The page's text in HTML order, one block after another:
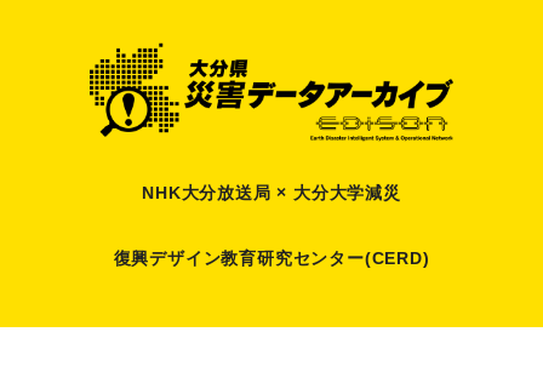
NHK大分放送局 × 大分大学減災
復興デザイン教育研究センター(CERD)